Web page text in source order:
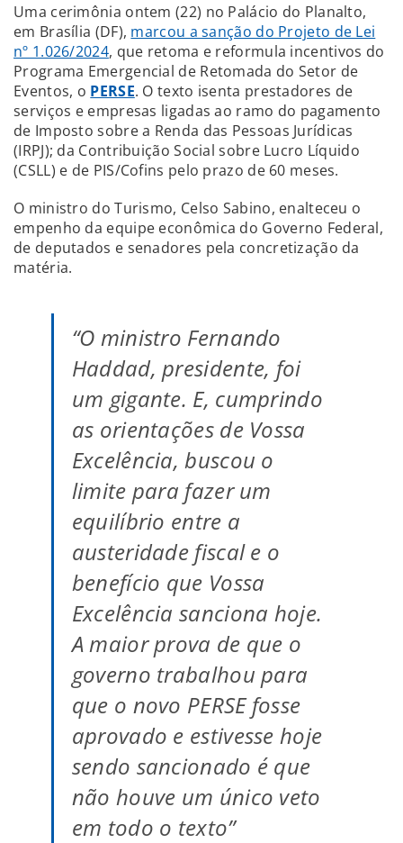
Uma cerimônia ontem (22) no Palácio do Planalto,
em Brasília (DF), marcou a sanção do Projeto de Lei
nº 1.026/2024, que retoma e reformula incentivos do
Programa Emergencial de Retomada do Setor de
Eventos, o PERSE. O texto isenta prestadores de
serviços e empresas ligadas ao ramo do pagamento
de Imposto sobre a Renda das Pessoas Jurídicas
(IRPJ); da Contribuição Social sobre Lucro Líquido
(CSLL) e de PIS/Cofins pelo prazo de 60 meses.
O ministro do Turismo, Celso Sabino, enalteceu o
empenho da equipe econômica do Governo Federal,
de deputados e senadores pela concretização da
matéria.
“O ministro Fernando
Haddad, presidente, foi
um gigante. E, cumprindo
as orientações de Vossa
Excelência, buscou o
limite para fazer um
equilíbrio entre a
austeridade fiscal e o
benefício que Vossa
Excelência sanciona hoje.
A maior prova de que o
governo trabalhou para
que o novo PERSE fosse
aprovado e estivesse hoje
sendo sancionado é que
não houve um único veto
em todo o texto”